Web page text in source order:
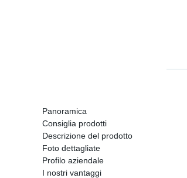
Panoramica
Consiglia prodotti
Descrizione del prodotto
Foto dettagliate
Profilo aziendale
I nostri vantaggi